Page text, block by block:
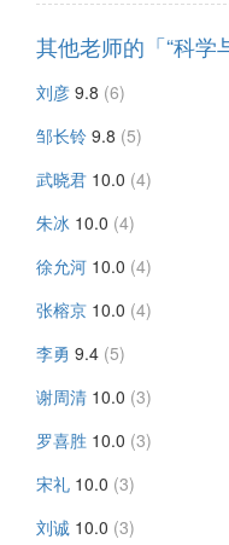
其他老师的「“科学
刘彦 9.8 (6)
邹长铃 9.8 (5)
武晓君 10.0 (4)
朱冰 10.0 (4)
徐允河 10.0 (4)
张榕京 10.0 (4)
李勇 9.4 (5)
谢周清 10.0 (3)
罗喜胜 10.0 (3)
宋礼 10.0 (3)
刘诚 10.0 (3)